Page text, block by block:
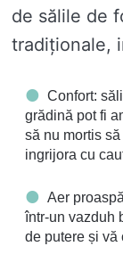
de sălile de
tradiționale,
Confort:
grădină pot fi
să nu mortis
ingrijora cu
Aer
într-un vazduh
de putere și vă